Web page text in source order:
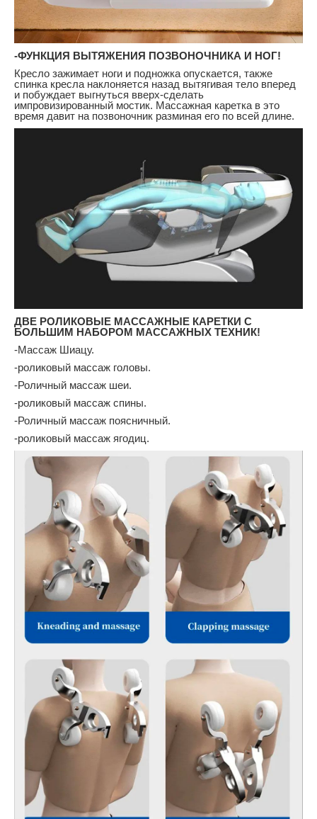
-ФУНКЦИЯ ВЫТЯЖЕНИЯ ПОЗВОНОЧНИКА И НОГ!
Кресло зажимает ноги и подножка опускается, также
спинка кресла наклоняется назад вытягивая тело вперед
и побуждает выгнуться вверх-сделать
импровизированный мостик. Массажная каретка в это
время давит на позвоночник разминая его по всей длине.
ДВЕ РОЛИКОВЫЕ МАССАЖНЫЕ КАРЕТКИ С
БОЛЬШИМ НАБОРОМ МАССАЖНЫХ ТЕХНИК!
-Массаж Шиацу.
-роликовый массаж головы.
-Роличный массаж шеи.
-роликовый массаж спины.
-Роличный массаж поясничный.
-роликовый массаж ягодиц.